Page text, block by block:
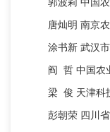
郭波莉 中国
唐灿明 南京
涂书新 武汉
阎 哲 中国农
梁 俊 天津科
彭朝荣 四川